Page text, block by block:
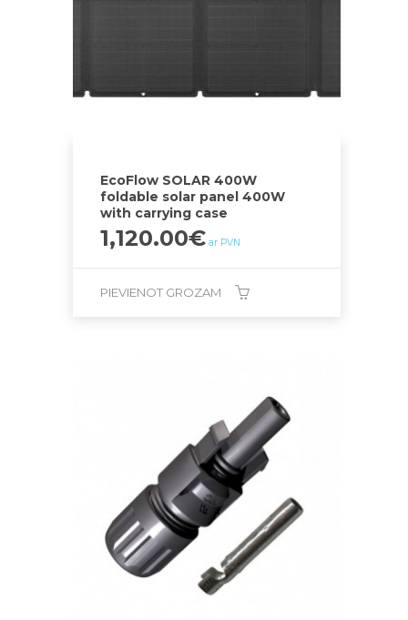
EcoFlow SOLAR 400W
foldable solar panel 400W
with carrying case
1,120.00€ ar PVN
PIEVIENOT GROZAM